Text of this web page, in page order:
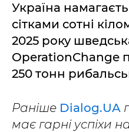
Україна
сітками сотні
2025 року
OperationChange
250 тонн
Раніше Dialog.UA
має гарні успіхи